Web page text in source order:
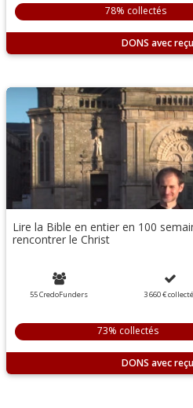
78% collectés
DONS
Lire la Bible en entier en 100
rencontrer le Christ
55 CredoFunders 3 660 €
73% collectés
DONS